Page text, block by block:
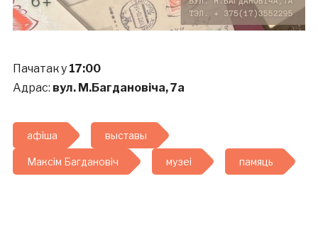
Пачатак у 17:00
Адрас: вул. М.Багдановіча, 7а
афіша выставы
Максім Багдановіч музеі памяць